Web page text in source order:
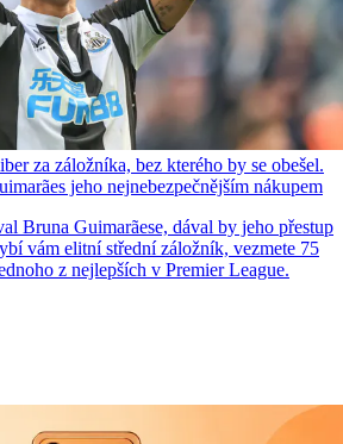
za záložníka, bez kterého by se obešel.
jeho nejnebezpečnějším nákupem
Bruna Guimarãese, dával by jeho přestup
vám elitní střední záložník, vezmete 75
z nejlepších v Premier League.